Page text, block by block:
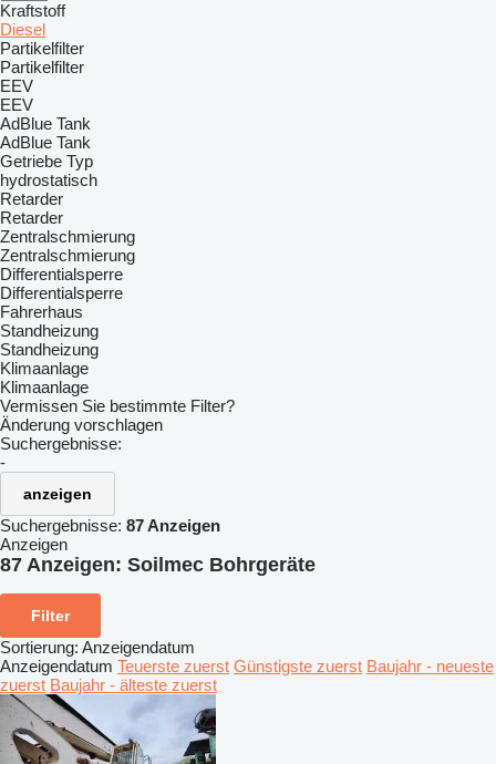
Kraftstoff
Diesel
Partikelfilter
Partikelfilter
EEV
EEV
AdBlue Tank
AdBlue Tank
Getriebe Typ
hydrostatisch
Retarder
Retarder
Zentralschmierung
Zentralschmierung
Differentialsperre
Differentialsperre
Fahrerhaus
Standheizung
Standheizung
Klimaanlage
Klimaanlage
Vermissen Sie bestimmte Filter?
Änderung vorschlagen
Suchergebnisse:
-
anzeigen
Suchergebnisse: 87 Anzeigen
Anzeigen
87 Anzeigen: Soilmec Bohrgeräte
Filter
Sortierung: Anzeigendatum
Anzeigendatum Teuerste zuerst Günstigste zuerst Baujahr - neueste
zuerst Baujahr - älteste zuerst